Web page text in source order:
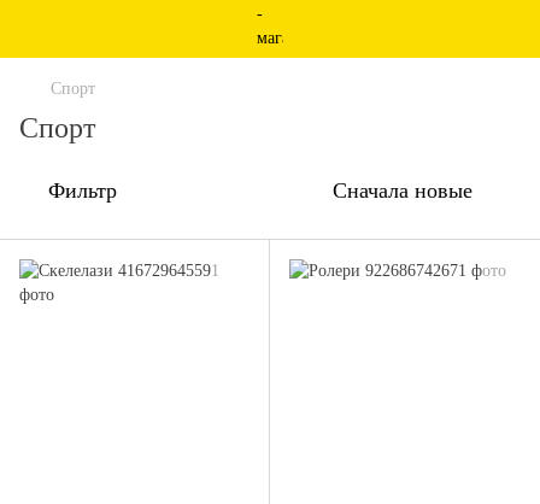
Спорт
Спорт
Фильтр Сначала новые